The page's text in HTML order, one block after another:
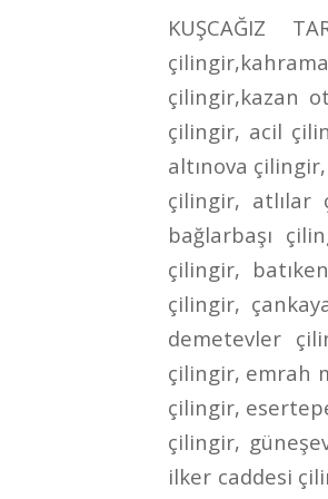
KUŞCAĞIZ TARHANLAR CADDESİ ÇİLİNGİR kahramankazan çilingir,kazan çilingir,kahramankazan anahtarcı,kazan anahtarcı,kahramankazan oto çilingir,kazan oto çilingir,karamankazan oto anahtarcı,kazan oto anahtarcı,7/24 çilingir, acil çilingir, adalı çilingir, aktepe çilingir, akyurt çilingir, altındağ çilingir, altınova çilingir, altınpark çilingir, ankara çilingir, ankara oto çilingir, aşağı eğlence çilingir, atlılar çilingir, ayrancı çilingir, bademlik çilingir, bağcı caddesi çilingir, bağlarbaşı çilingir, bağlıca çilingir, bağlum çilingir, balgat çilingir, basınevleri çilingir, batıkent çilingir, bilkent çilingir, bölük caddesi çilingir, bursa caddesi çilingir, çankaya çilingir, cevizlidere çilingir, çubuk çilingir, çukurambar çilingir, demetevler çilingir, dikmen çilingir, dışkapı çilingir, dutluk çilingir, elvankent çilingir, emrah mahallesi çilingir, ergenekon caddesi çilingir, eryaman çilingir, esat çilingir, esertepe çilingir, etimesgut çilingir, etlik ayvalı çilingir, Etlik Çilingir, gazino çilingir, güneşevler çilingir, hacıbayram çilingir, hacıkadın çilingir, hasköy çilingir, ilker caddesi çilingir, İncirli Çilingir, incirli oto çilingir, iskitler çilingir, ivedik çilingir, kafkaslar çilingir, kanuni çilingir, kardeşler çilingir, kazımkarabekir çilingir, kızılay çilingir, kuyubaşı çilingir, kuzey ankara toki çilingir, lalegül çilingir, nöbetçi çilingir, öntek çilingir, ovacık çilingir, pınarbaşı çilingir, pursaklar çilingir, pursaklar saray çilingir, sanatoryum çilingir, sancaktepe çilingir, şehit süleyman efe çilingir, şentepe çilingir, siteler çilingir, sokullu çilingir, solfasol çilingir, subayevleri çilingir, tandoğan çilingir, tepebaşı çilingir, ufuktepe çilingir, ufuktepe oto anahtarcısı, ufuktepe oto çilingir, ulus çilingir, uyanış çilingir, varlık mahallesi çilingir, yeni ziraat mahallesi çilingir, yenimahalle çilingir, yeşiltepe çilingir, yükseltepe çilingir,